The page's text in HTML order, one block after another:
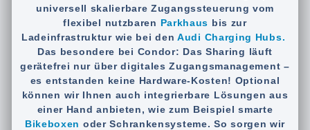
universell skalierbare Zugangssteuerung vom
flexibel nutzbaren Parkhaus bis zur
Ladeinfrastruktur wie bei den Audi Charging Hubs.
Das besondere bei Condor: Das Sharing läuft
gerätefrei nur über digitales Zugangsmanagement –
es entstanden keine Hardware-Kosten! Optional
können wir Ihnen auch integrierbare Lösungen aus
einer Hand anbieten, wie zum Beispiel smarte
Bikeboxen oder Schrankensysteme. So sorgen wir